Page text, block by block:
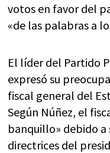
votos en favor del
«de las palabras a
El líder del Partido
expresó su
fiscal general del
Según Núñez, el
banquillo» debido a
directrices del